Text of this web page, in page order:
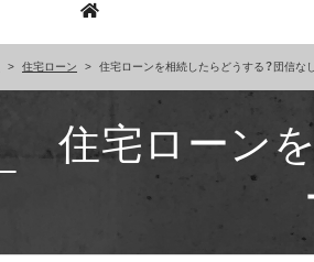
> 住宅ローン > 住宅ローンを相続したらどうする？団信な
住宅ローン